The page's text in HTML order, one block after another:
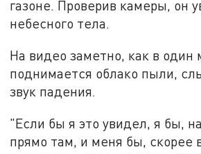
газоне. Проверив камеры, он
небесного тела.
На видео заметно, как в один
поднимается облако пыли,
звук падения.
"Если бы я это увидел, я бы,
прямо там, и меня бы, скорее